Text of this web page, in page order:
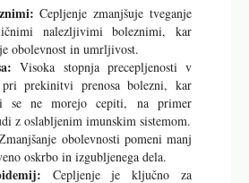
Cepljenje zmanjšuje tveganje
nalezljivimi boleznimi, kar
obolevnost in umrljivost.
Visoka stopnja precepljenosti v
pri prekinitvi prenosa bolezni, kar
ne morejo cepiti, na primer
z oslabljenim imunskim sistemom.
obolevnosti pomeni manj
oskrbo in izgubljenega dela.
Cepljenje je ključno za